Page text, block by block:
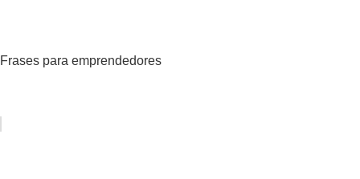
Frases para emprendedores